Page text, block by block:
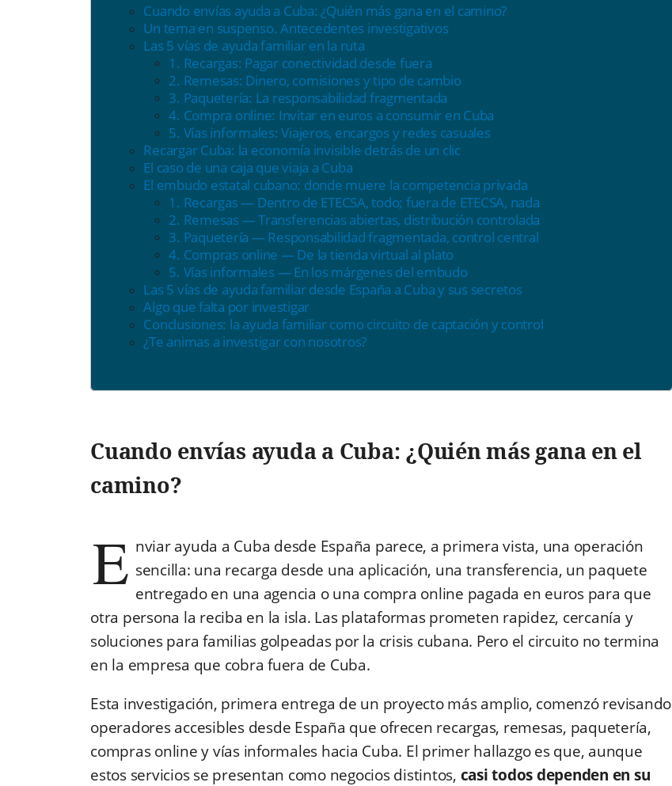
Cuando envías ayuda a Cuba: ¿Quién más gana en el camino?
Un tema en suspenso. Antecedentes investigativos
Las 5 vías de ayuda familiar en la ruta
1. Recargas: Pagar conectividad desde fuera
2. Remesas: Dinero, comisiones y tipo de cambio
3. Paquetería: La responsabilidad fragmentada
4. Compra online: Invitar en euros a consumir en Cuba
5. Vías informales: Viajeros, encargos y redes casuales
Recargar Cuba: la economía invisible detrás de un clic
El caso de una caja que viaja a Cuba
El embudo estatal cubano: donde muere la competencia privada
1. Recargas— Dentro de ETECSA, todo; fuera de ETECSA, nada
2. Remesas — Transferencias abiertas, distribución controlada
3. Paquetería — Responsabilidad fragmentada, control central
4. Compras online — De la tienda virtual al plato
5. Vías informales — En los márgenes del embudo
Las 5 vías de ayuda familiar desde España a Cuba y sus secretos
Algo que falta por investigar
Conclusiones: la ayuda familiar como circuito de captación y control
¿Te animas a investigar con nosotros?
Cuando envías ayuda a Cuba: ¿Quién más gana en el
camino?
E nviar ayuda a Cuba desde España parece, a primera vista, una operación
sencilla: una recarga desde una aplicación, una transferencia, un paquete
entregado en una agencia o una compra online pagada en euros para que
otra persona la reciba en la isla. Las plataformas prometen rapidez, cercanía y
soluciones para familias golpeadas por la crisis cubana. Pero el circuito no termina
en la empresa que cobra fuera de Cuba.
Esta investigación, primera entrega de un proyecto más amplio, comenzó revisando
operadores accesibles desde España que ofrecen recargas, remesas, paquetería,
compras online y vías informales hacia Cuba. El primer hallazgo es que, aunque
estos servicios se presentan como negocios distintos, casi todos dependen en su